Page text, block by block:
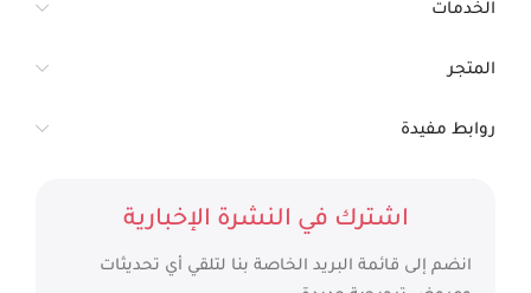
الخدمات
المتجر
روابط مفيدة
اشترك في النشرة الإخبارية
انضم إلى قائمة البريد الخاصة بنا لتلقي أي تحديثات